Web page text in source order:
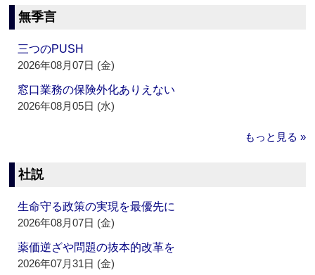
無季言
三つのPUSH
2026年08月07日 (金)
窓口業務の保険外化ありえない
2026年08月05日 (水)
もっと見る »
社説
生命守る政策の実現を最優先に
2026年08月07日 (金)
薬価逆ざや問題の抜本的改革を
2026年07月31日 (金)